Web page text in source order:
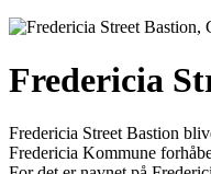
Fredericia
Fredericia Street Bastion
Fredericia Kommune